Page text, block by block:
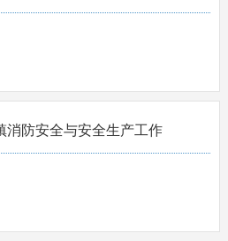
消防安全与安全生产工作